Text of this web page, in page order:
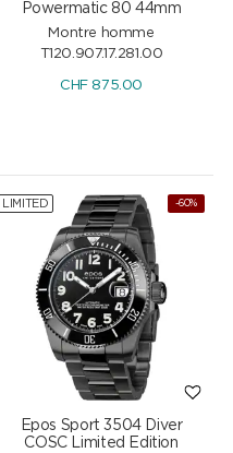
Powermatic 80 44mm
Montre homme
T120.907.17.281.00
CHF 875.00
-60%
LIMITED
Epos Sport 3504 Diver
COSC Limited Edition